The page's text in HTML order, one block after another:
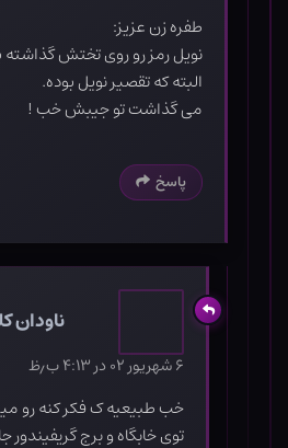
طفره زن عزیز:
نویل رمز رو روی تختش گذاشته
البته که تقصیر نویل بوده.
می گذاشت تو جیبش خب !
پاسخ
ناودان
۶ شهریور ۰۲ در ۴:۱۳ ب٫ظ
خب طبیعیه ک فکر کنه رو
توی خابگاه و برج